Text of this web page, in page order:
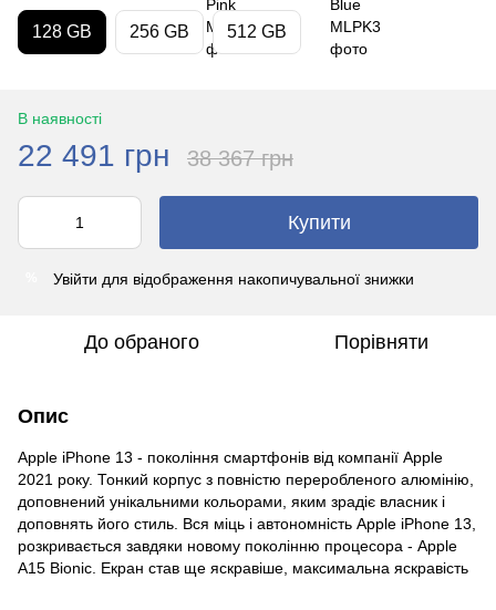
128 GB 256 GB 512 GB
В наявності
22 491 грн 38 367 грн
Купити
Увійти для відображення накопичувальної знижки
До обраного Порівняти
Опис
Apple iPhone 13 - покоління смартфонів від компанії Apple
2021 року. Тонкий корпус з повністю переробленого алюмінію,
доповнений унікальними кольорами, яким зрадіє власник і
доповнять його стиль. Вся міць і автономність Apple iPhone 13,
розкривається завдяки новому поколінню процесора - Apple
A15 Bionic. Екран став ще яскравіше, максимальна яскравість